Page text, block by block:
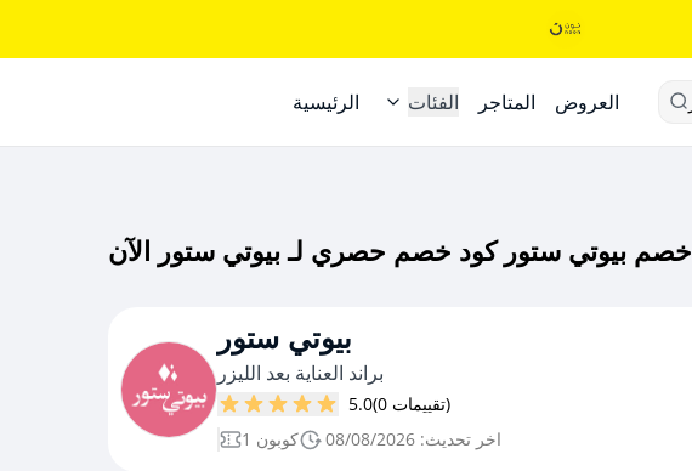
الرئيسية الفئات المتاجر العروض
بيوتي ستور
براند العناية بعد الليزر
5.0
(0 تقييمات)
1 كوبون
اخر تحديث: 08/08/2026